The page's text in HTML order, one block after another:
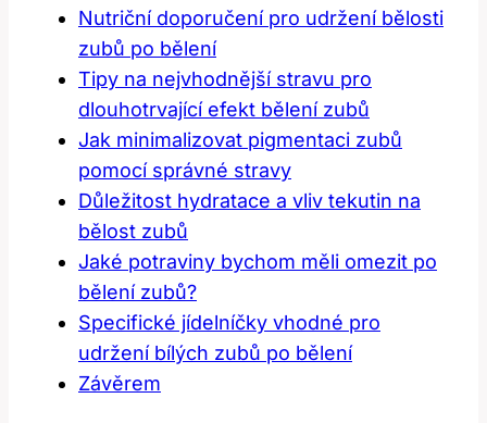
Nutriční doporučení pro udržení bělosti
zubů po bělení
Tipy na nejvhodnější stravu pro
dlouhotrvající efekt bělení zubů
Jak minimalizovat pigmentaci zubů
pomocí správné stravy
Důležitost hydratace a vliv tekutin na
bělost zubů
Jaké potraviny bychom měli omezit po
bělení zubů?
Specifické jídelníčky vhodné pro
udržení bílých zubů po bělení
Závěrem